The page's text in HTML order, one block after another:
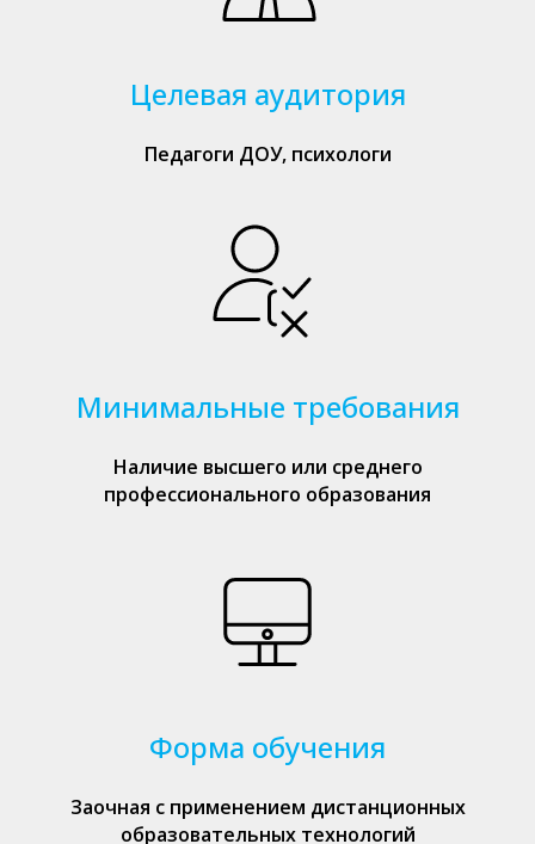
Целевая аудитория
Педагоги ДОУ, психологи
Минимальные требования
Наличие высшего или среднего
профессионального образования
Форма обучения
Заочная с применением дистанционных
образовательных технологий